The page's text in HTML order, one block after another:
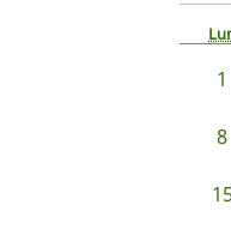
1
8